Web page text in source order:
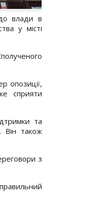
влади в
у місті
опозиції,
сприяти
та
Він також
з